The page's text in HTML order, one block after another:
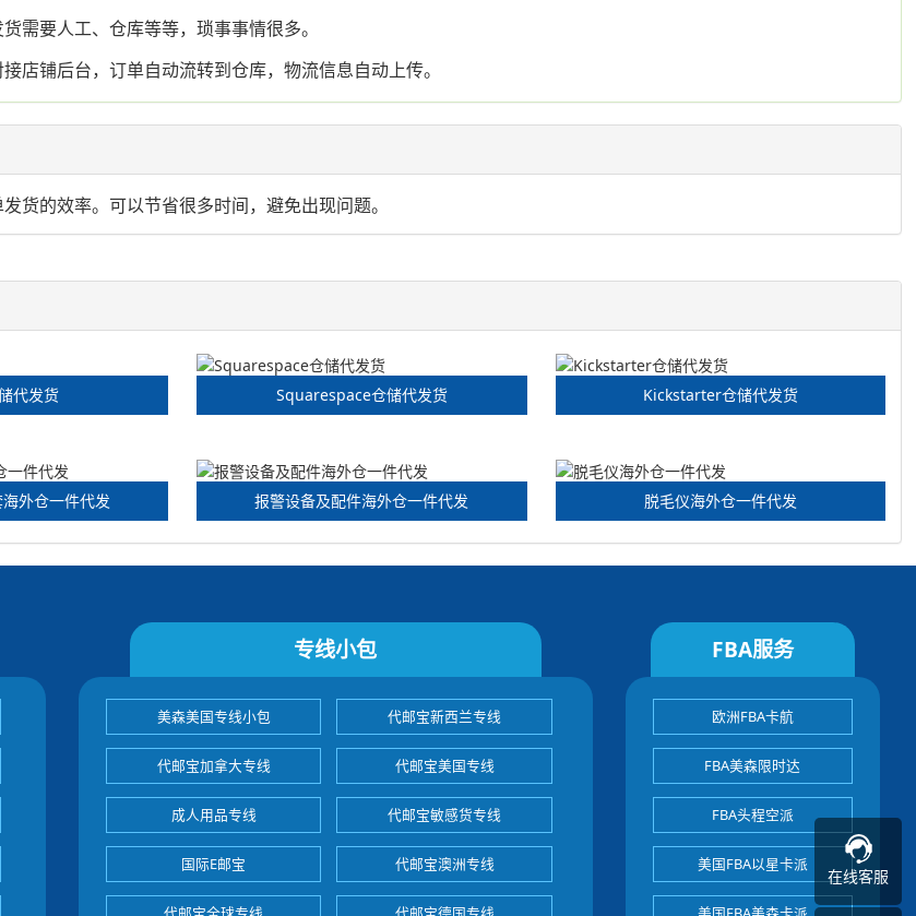
需要人工、仓库等等，琐事事情很多。
店铺后台，订单自动流转到仓库，物流信息自动上传。
货的效率。可以节省很多时间，避免出现问题。
代发货 Squarespace仓储代发货 Kickstarter仓储代发货
外仓一件代发 报警设备及配件海外仓一件代发 脱毛仪海外仓一件代发
专线小包
美森美国专线小包 代邮宝新西兰专线
代邮宝加拿大专线 代邮宝美国专线
成人用品专线 代邮宝敏感货专线
国际E邮宝 代邮宝澳洲专线
FBA服务
欧洲FBA卡航
FBA美森限时达
FBA头程空派
美国FBA以星卡派
在线客服